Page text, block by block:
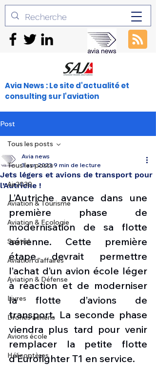
Avia News : Le site d'actualité et
consulting sur l'aviation
Post
Tous les posts
Air2030
Aviation & Tourisme
Aviation & Ecologie
Spatial
Aviation d'affaires
Aviation & Défense
Livres
Drones aériens
Avions école
Hélicoptères
Tous les posts
Jets légers et avions de transport pour
l’Autriche !
Avia news
3 avr. 2023 9 min de lecture
L’Autriche avance dans une
première phase de
modernisation de sa flotte
aérienne. Cette première
étape devrait permettre
l’achat d’un avion école léger
à réaction et de moderniser
la flotte d’avions de
transport. La seconde phase
viendra plus tard pour venir
remplacer la petite flotte
d’Eurofighter T1 en service.